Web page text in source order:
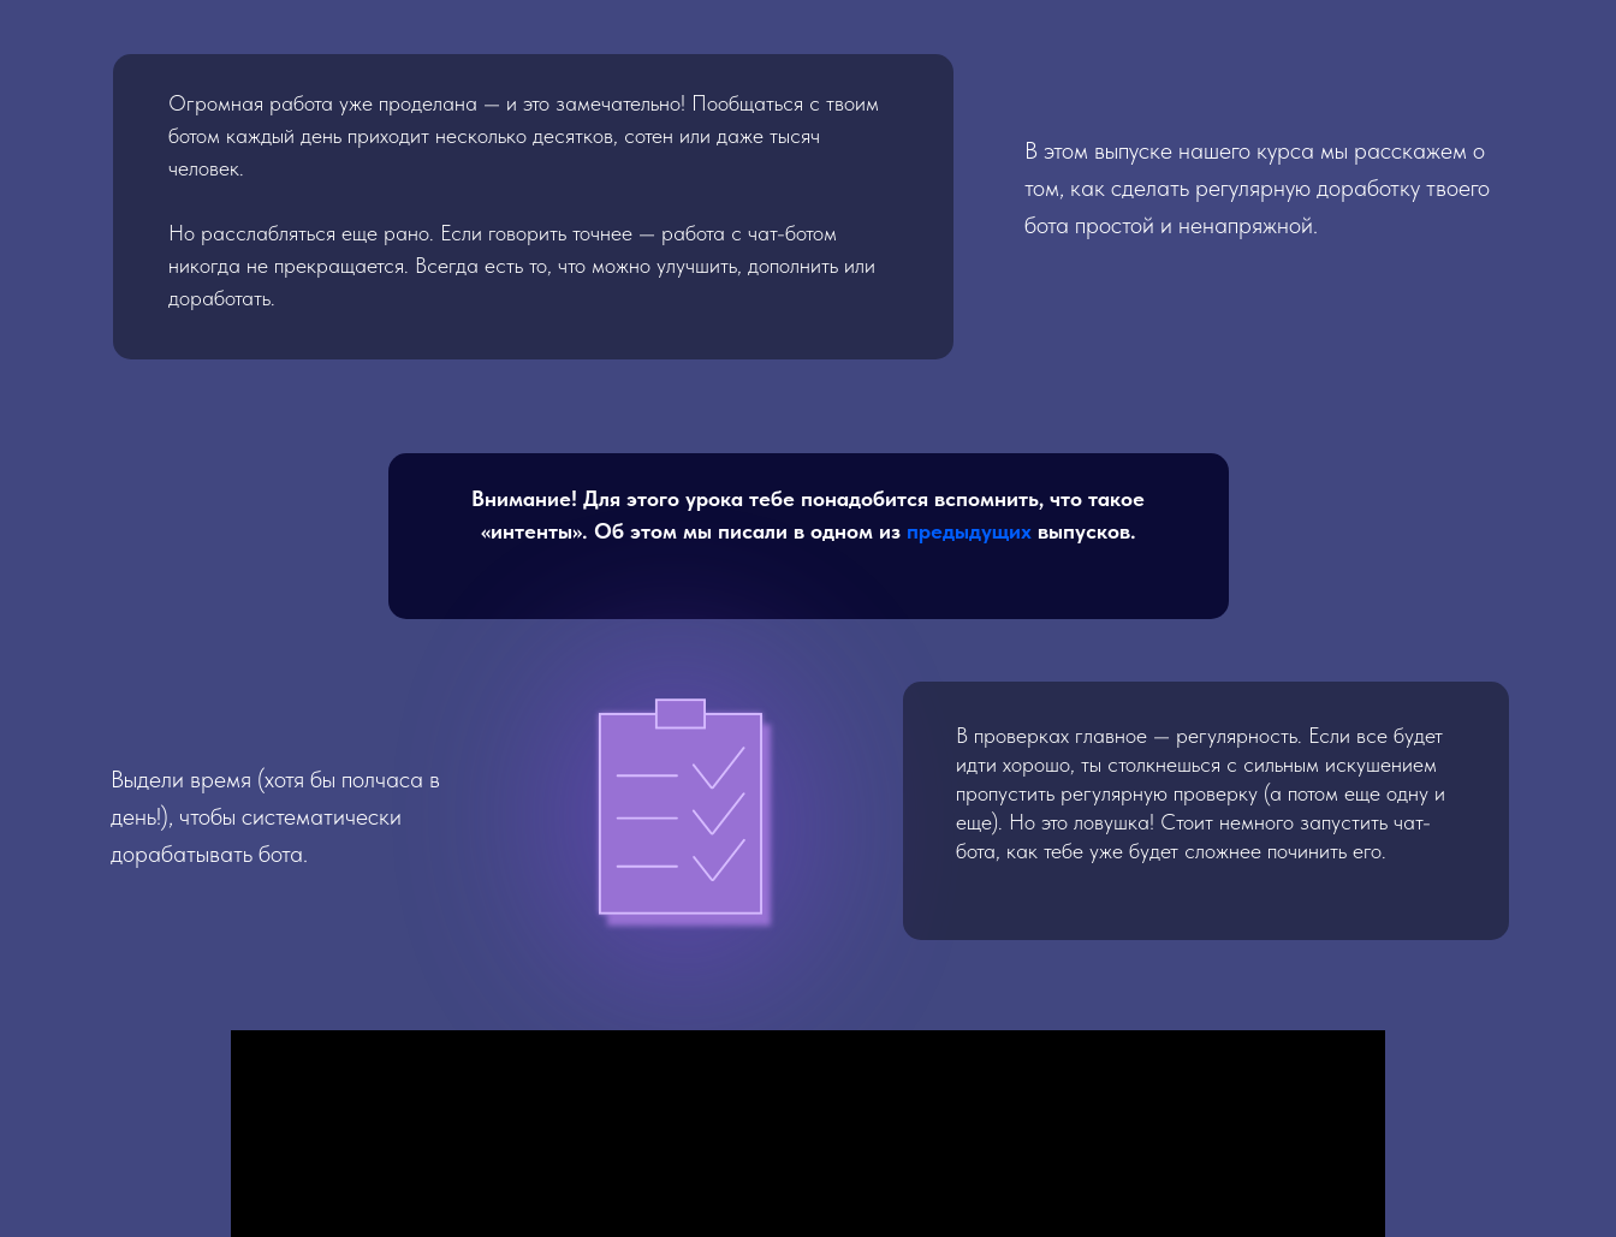
Огромная работа уже проделана — и это замечательно! Пообщаться с твоим
ботом каждый день приходит несколько десятков, сотен или даже тысяч
человек.
Но расслабляться еще рано. Если говорить точнее — работа с чат-ботом
никогда не прекращается. Всегда есть то, что можно улучшить, дополнить или
доработать.
В этом выпуске нашего курса мы расскажем о
том, как сделать регулярную доработку твоего
бота простой и ненапряжной.
Выдели время (хотя бы полчаса в
день!), чтобы систематически
дорабатывать бота.
Внимание! Для этого урока тебе понадобится вспомнить, что такое
«интенты». Об этом мы писали в одном из предыдущихвыпусков.
В проверках главное — регулярность. Если все будет
идти хорошо, ты столкнешься с сильным искушением
пропустить регулярную проверку (а потом еще одну и
еще). Но это ловушка! Стоит немного запустить чат-
бота, как тебе уже будет сложнее починить его.